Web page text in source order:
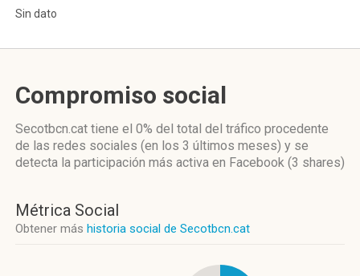
Sin dato
Compromiso social
Secotbcn.cat tiene el 0% del total del tráfico procedente
de las redes sociales (en los 3 últimos meses) y se
detecta la participación más activa en Facebook (3 shares)
Métrica Social
Obtener más historia social de Secotbcn.cat